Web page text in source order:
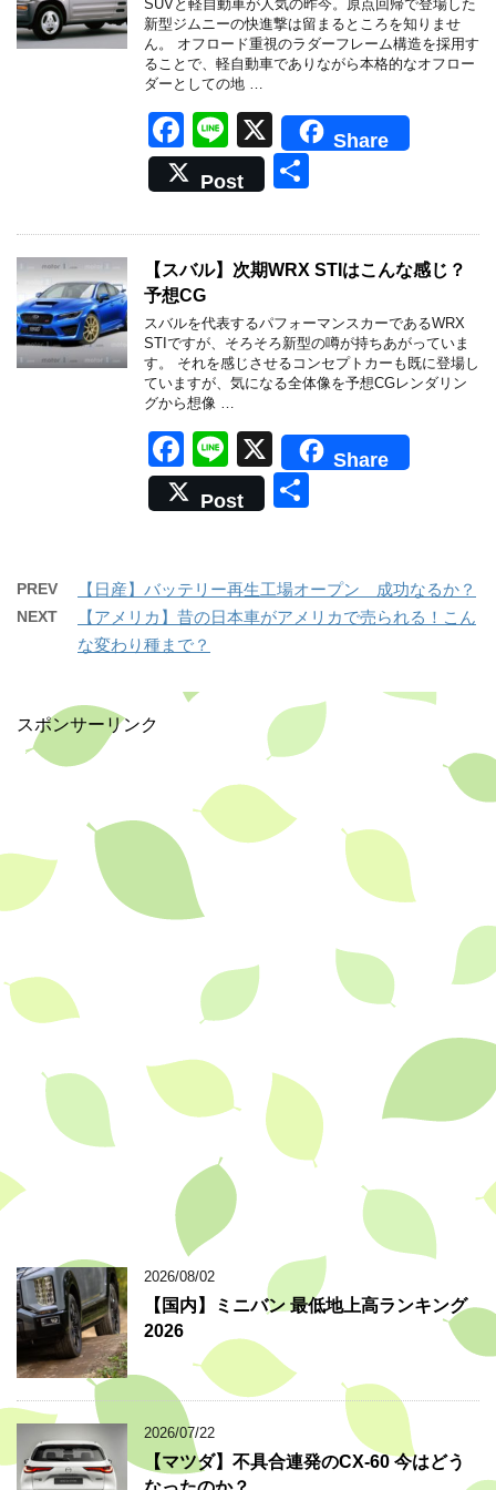
o
k
SUVと軽自動車が人気の昨今。原点回帰で登場した
新型ジムニーの快進撃は留まるところを知りませ
ん。 オフロード重視のラダーフレーム構造を採用す
ることで、軽自動車でありながら本格的なオフロー
ダーとしての地 …
F
a
c
e
b
o
o
k
Li
n
e
X
Share
Post
【スバル】次期WRX STIはこんな感じ？
予想CG
スバルを代表するパフォーマンスカーであるWRX
STIですが、そろそろ新型の噂が持ちあがっていま
す。 それを感じさせるコンセプトカーも既に登場し
ていますが、気になる全体像を予想CGレンダリン
グから想像 …
F
a
c
b
o
o
k
Li
n
e
X
Share
Post
PREV 【日産】バッテリー再生工場オープン 成功なるか？
NEXT
【アメリカ】昔の日本車がアメリカで売られる！こん
な変わり種まで？
スポンサーリンク
2026/08/02
【国内】ミニバン 最低地上高ランキング
2026
2026/07/22
【マツダ】不具合連発のCX-60 今はどう